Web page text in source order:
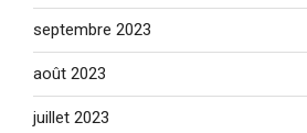
septembre 2023
août 2023
juillet 2023